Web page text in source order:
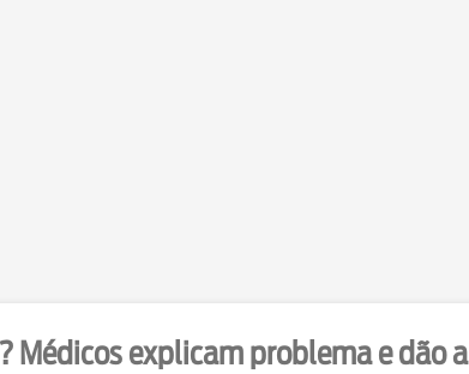
Médicos explicam problema e dão a